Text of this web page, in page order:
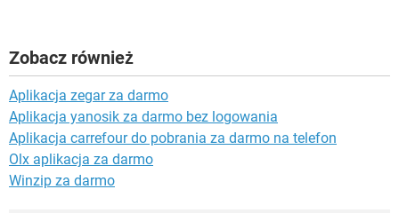
Zobacz również
Aplikacja zegar za darmo
Aplikacja yanosik za darmo bez logowania
Aplikacja carrefour do pobrania za darmo na telefon
Olx aplikacja za darmo
Winzip za darmo